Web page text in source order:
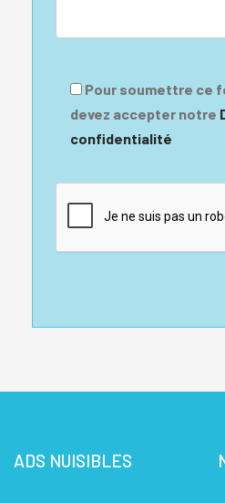
Pour soumettre ce
devez accepter notre
confidentialité
ADS NUISIBLES